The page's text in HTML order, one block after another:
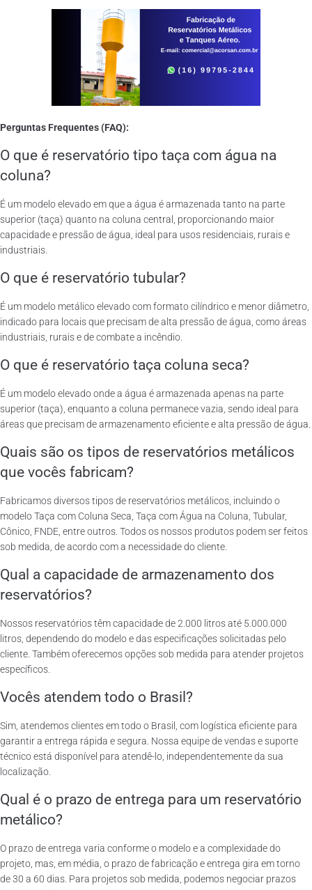
Perguntas Frequentes (FAQ):
O que é reservatório tipo taça com água na
coluna?
É um modelo elevado em que a água é armazenada tanto na parte
superior (taça) quanto na coluna central, proporcionando maior
capacidade e pressão de água, ideal para usos residenciais, rurais e
industriais.
O que é reservatório tubular?
É um modelo metálico elevado com formato cilíndrico e menor diâmetro,
indicado para locais que precisam de alta pressão de água, como áreas
industriais, rurais e de combate a incêndio.
O que é reservatório taça coluna seca?
É um modelo elevado onde a água é armazenada apenas na parte
superior (taça), enquanto a coluna permanece vazia, sendo ideal para
áreas que precisam de armazenamento eficiente e alta pressão de água.
Quais são os tipos de reservatórios metálicos
que vocês fabricam?
Fabricamos diversos tipos de reservatórios metálicos, incluindo o
modelo Taça com Coluna Seca, Taça com Água na Coluna, Tubular,
Cônico, FNDE, entre outros. Todos os nossos produtos podem ser feitos
sob medida, de acordo com a necessidade do cliente.
Qual a capacidade de armazenamento dos
reservatórios?
Nossos reservatórios têm capacidade de 2.000 litros até 5.000.000
litros, dependendo do modelo e das especificações solicitadas pelo
cliente. Também oferecemos opções sob medida para atender projetos
específicos.
Vocês atendem todo o Brasil?
Sim, atendemos clientes em todo o Brasil, com logística eficiente para
garantir a entrega rápida e segura. Nossa equipe de vendas e suporte
técnico está disponível para atendê-lo, independentemente da sua
localização.
Qual é o prazo de entrega para um reservatório
metálico?
O prazo de entrega varia conforme o modelo e a complexidade do
projeto, mas, em média, o prazo de fabricação e entrega gira em torno
de 30 a 60 dias. Para projetos sob medida, podemos negociar prazos